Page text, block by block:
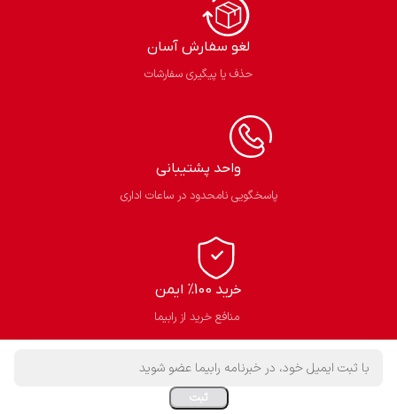
لغو سفارش آسان​
حذف یا پیگیری سفارشات
واحد پشتیبانی
پاسخگویی نامحدود در ساعات اداری
خرید 100% ایمن
منافع خرید از رابیما